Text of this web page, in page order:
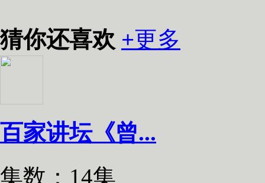
猜你还喜欢 +更多
百家讲坛《曾...
集数：14集